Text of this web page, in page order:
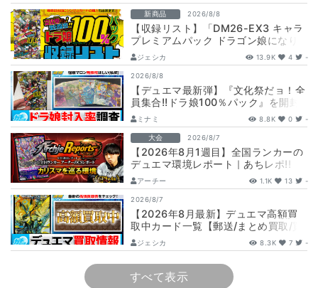
新商品 2026/8/8
【収録リスト】「DM26-EX3 キャラ
プレミアムパック ドラゴン娘になり
たくないっ！ 文化祭だョ！全員集
合!…
ジェシカ 13.9K 4 -
2026/8/8
【デュエマ最新弾】『文化祭だョ！全
員集合!!ドラ娘100％パック』を開封
して封入率調査！【25周年/ドラゴン
娘…
ミナミ 8.8K 0 -
大会 2026/8/7
【2026年8月1週目】全国ランカーの
デュエマ環境レポート｜あちレポ!!
【毎週金曜更新】
アーチー 1.1K 13 -
2026/8/7
【2026年8月最新】デュエマ高額買
取中カード一覧【郵送/まとめ買取/買
取表/相場/金トレジャー】
ジェシカ 8.3K 7 -
すべて表示